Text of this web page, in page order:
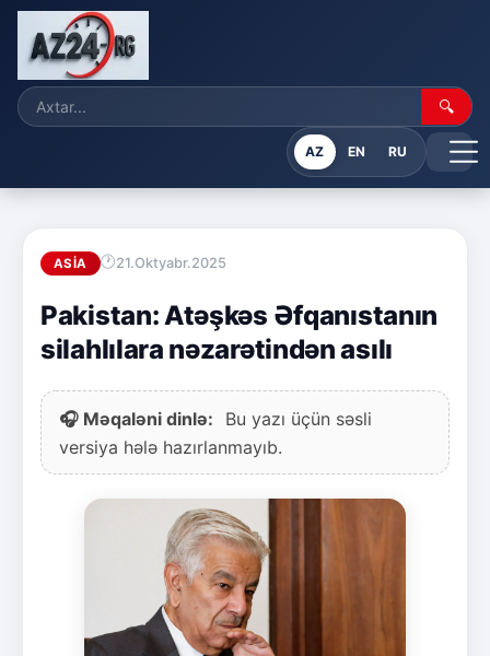
🔍
AZ EN RU
ASIA 21.Oktyabr.2025
Pakistan: Atəşkəs Əfqanıstanın
silahlılara nəzarətindən asılı
🎧 Məqaləni dinlə:
Bu yazı üçün səsli
versiya hələ hazırlanmayıb.